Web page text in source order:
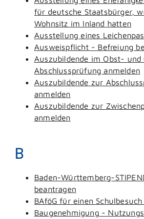
für deutsche Staatsbürger,
Wohnsitz im Inland hatten
Ausstellung eines
Ausweispflicht - Befreiung
Auszubildende im Obst- und
Abschlussprüfung anmelden
Auszubildende zur
anmelden
Auszubildende zur
anmelden
B
Baden-Württemberg-
beantragen
BAföG für einen
Baugenehmigung -